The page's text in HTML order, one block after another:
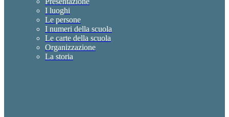
I luoghi
Le persone
I numeri della scuola
Le carte della scuola
Organizzazione
La storia